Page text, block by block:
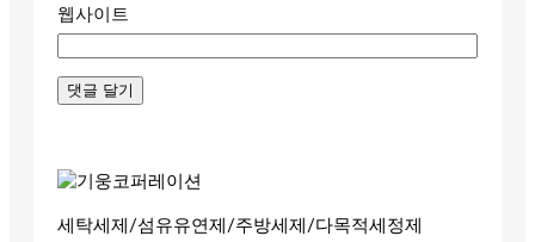
웹사이트
세탁세제/섬유유연제/주방세제/다목적세정제